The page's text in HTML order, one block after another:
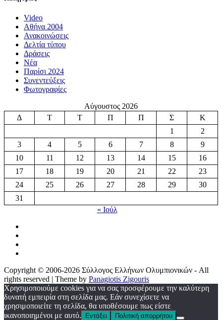
Video
Αθήνα 2004
Ανακοινώσεις
Δελτία τύπου
Δράσεις
Νέα
Παρίσι 2024
Συνεντεύξεις
Φωτογραφίες
Αύγουστος 2026
Δ
Τ Τ Π Π Σ
Κ
1
2
3
4 5 6 7 8
9
10
11 12 13 14 15
16
17
18 19 20 21 22
23
24
25 26 27 28 29
30
31
« Ιούλ
Copyright © 2006-2026 Σύλλογος Ελλήνων Ολυμπιονικών - All
rights reserved | Theme by Panagiotis Zigouris
Χρησιμοποιούμε cookies για να σας προσφέρουμε την καλύτερη
δυνατή εμπειρία στη σελίδα μας. Εάν συνεχίσετε να
χρησιμοποιείτε τη σελίδα, θα υποθέσουμε πως είστε
ικανοποιημένοι με αυτό.
Εντάξει Πολιτική απορρήτου